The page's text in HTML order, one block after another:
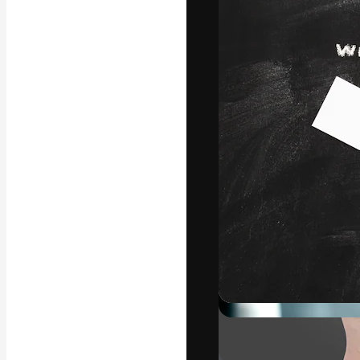
La
migliori lavori.
creativi,
Italiano
Copyright © 2010-